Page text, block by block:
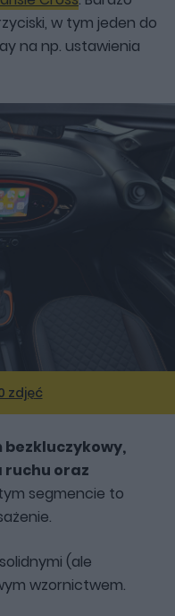
w tym jeden do
na np. ustawienia
zdjęć
bezkluczykowy,
oraz
segmencie to
(ale
wzornictwem.